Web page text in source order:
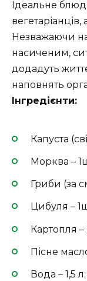
Ідеальне
Незважаючи на
насиченим,
додадуть
наповнять
Інгредієнти:
Капуста
Морква –
Гриби (за
Цибуля –
Картопля –
Пісне
Вода – 1,5 л;